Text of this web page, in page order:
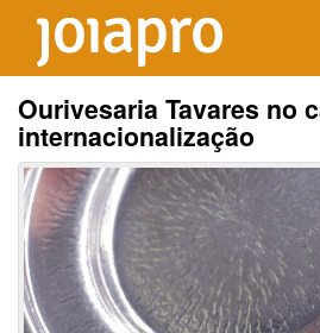
Ourivesaria Tavares no
internacionalização